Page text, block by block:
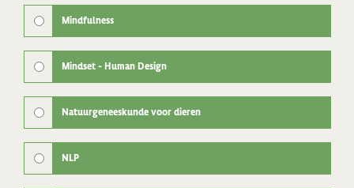
Mindfulness
Mindset - Human Design
Natuurgeneeskunde voor dieren
NLP